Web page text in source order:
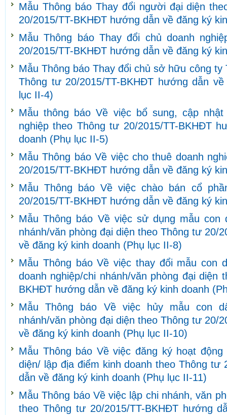
Mẫu Thông báo Thay đổi người đại diện
20/2015/TT-BKHĐT hướng dẫn về đăng ký
Mẫu Thông báo Thay đổi chủ doanh
20/2015/TT-BKHĐT hướng dẫn về đăng ký
Mẫu Thông báo Thay đổi chủ sở hữu công ty
Thông tư 20/2015/TT-BKHĐT hướng dẫn
lục II-4)
Mẫu thông báo Về việc bổ sung, cập
nghiệp theo Thông tư 20/2015/TT-BKHĐT
doanh (Phụ lục II-5)
Mẫu Thông báo Về việc cho thuê doanh
20/2015/TT-BKHĐT hướng dẫn về đăng ký
Mẫu Thông báo Về việc chào bán cổ
20/2015/TT-BKHĐT hướng dẫn về đăng ký
Mẫu Thông báo Về việc sử dụng mẫu con
nhánh/văn phòng đại diện theo Thông tư 20/
về đăng ký kinh doanh (Phụ lục II-8)
Mẫu Thông báo Về việc thay đổi mẫu con
doanh nghiệp/chi nhánh/văn phòng đại diện
BKHĐT hướng dẫn về đăng ký kinh doanh
Mẫu Thông báo Về việc hủy mẫu con
nhánh/văn phòng đại diện theo Thông tư 20/
về đăng ký kinh doanh (Phụ lục II-10)
Mẫu Thông báo Về việc đăng ký hoạt
diện/ lập địa điểm kinh doanh theo Thông tư
dẫn về đăng ký kinh doanh (Phụ lục II-11)
Mẫu Thông báo Về việc lập chi nhánh, văn
theo Thông tư 20/2015/TT-BKHĐT hướng